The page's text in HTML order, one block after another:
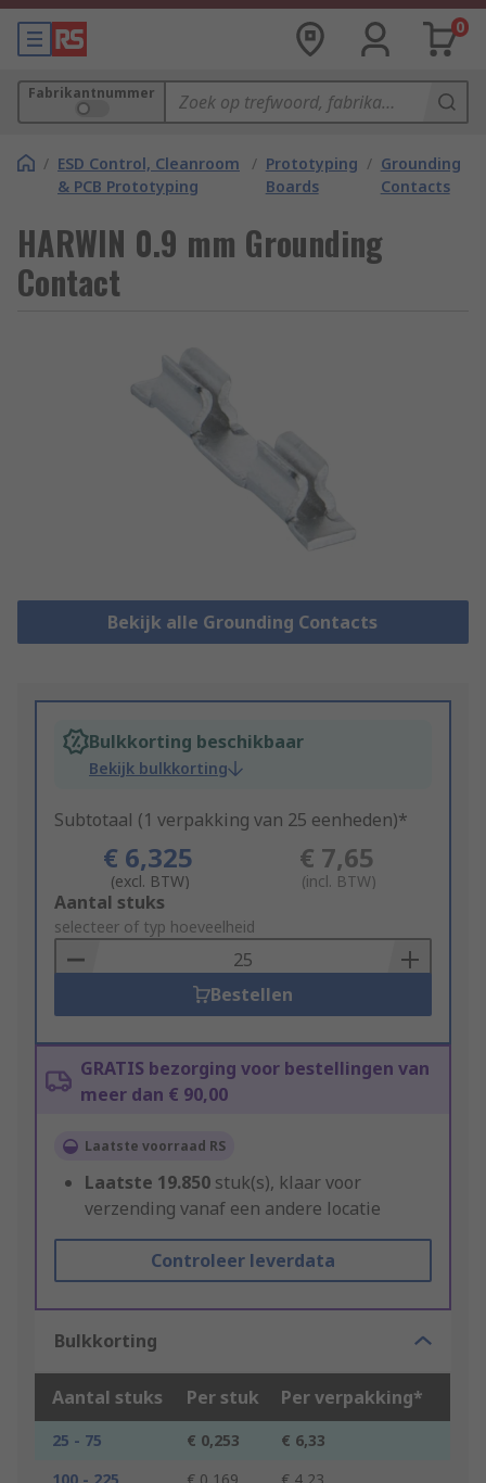
0
Fabrikantnummer
/ ESD Control, Cleanroom
& PCB Prototyping
/ Prototyping
Boards
/ Grounding
Contacts
HARWIN 0.9 mm Grounding
Contact
Bekijk alle Grounding Contacts
Bulkkorting beschikbaar
Bekijk bulkkorting
Subtotaal (1 verpakking van 25 eenheden)*
€ 6,325
(excl. BTW)
€ 7,65
(incl. BTW)
Add
to
Basket
Aantal stuks
selecteer of typ hoeveelheid
Bestellen
GRATIS bezorging voor bestellingen van
meer dan € 90,00
Laatste voorraad RS
Laatste 19.850 stuk(s), klaar voor
verzending vanaf een andere locatie
Controleer leverdata
Bulkkorting
Aantal stuks Per stuk Per verpakking*
25 - 75 € 0,253
€ 6,33